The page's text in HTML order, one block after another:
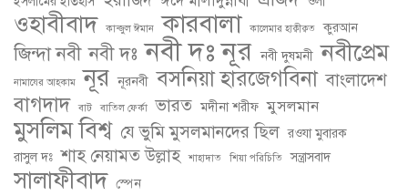
ওহাবীবাদ কান্জুল ঈমান কারবালা কালেমার হাক্বীক্বত কুরআন
জিন্দা নবী নবী দঃ নবী দঃ নূর নবী দুষমনী নবীপ্রেম
নামাযের আহকাম নূর নূরনবী বসনিয়া হারজেগবিনা বাংলাদেশ
বাগদাদ বাট বাতিল ফের্কা ভারত মদীনা শরীফ মুসলমান
মুসলিম বিশ্ব যে ভুমি মুসলমানদের ছিল রওযা মুবারক
রাসুল দঃ শাহ নেয়ামত উল্লাহ শাহাদাত শিয়া পরিচিতি সন্ত্রাসবাদ
সালাফীবাদ স্পেন